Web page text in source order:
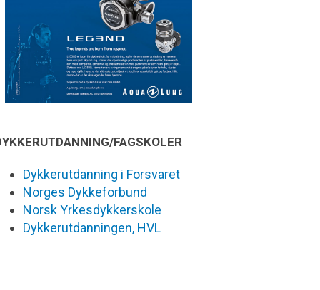
FAGSKOLER
Dykkerutdanning i Forsvaret
Norges Dykkeforbund
Norsk Yrkesdykkerskole
Dykkerutdanningen, HVL